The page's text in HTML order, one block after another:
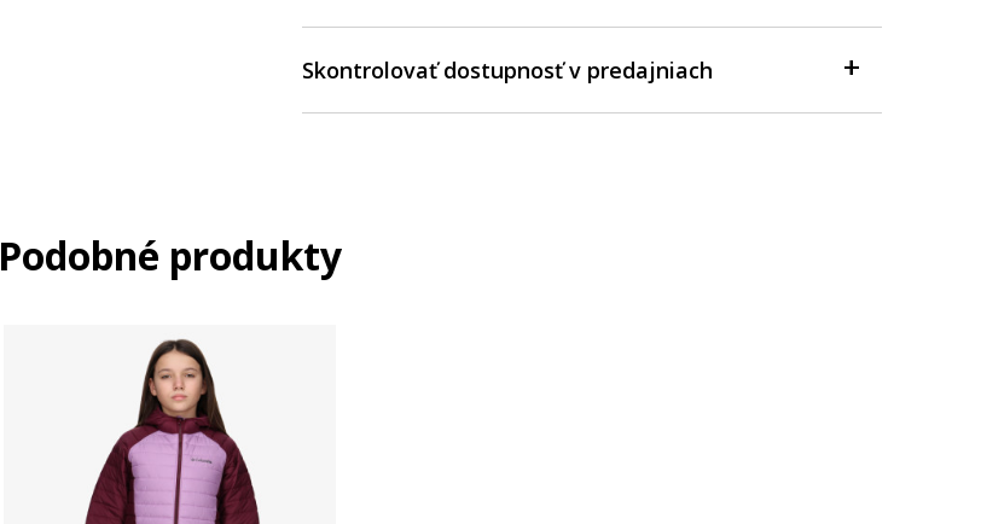
Skontrolovať dostupnosť v predajniach
Podobné produkty